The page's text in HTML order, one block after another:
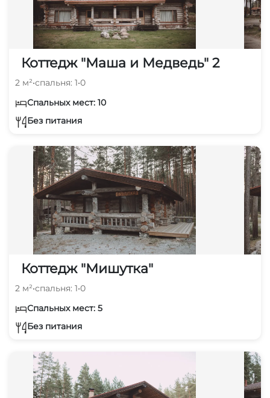
Коттедж "Маша и Медведь" 2
2 м²•спальня: 1•0
Спальных мест: 10
Без питания
Коттедж "Мишутка"
2 м²•спальня: 1•0
Спальных мест: 5
Без питания